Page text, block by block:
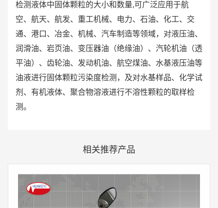
检测液体中固体颗粒的大小和数量,可广泛应用于航
空、航天、航发、重工机械、电力、石油、化工、交
通、港口、冶金、机械、汽车制造等领域，对液压油、
润滑油、岩页油、变压器油（绝缘油）、汽轮机油（透
平油）、齿轮油、发动机油、航空煤油、水基液压油等
油液进行固体颗粒污染度检测，及对水基样品、化学试
剂、有机液体、聚合物溶液进行不溶性颗粒的取样检
测。
相关推荐产品